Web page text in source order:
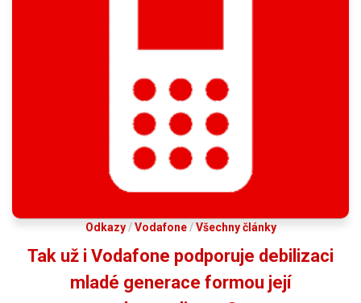
Odkazy/Vodafone/Všechny články
Tak už i Vodafone podporuje debilizaci
mladé generace formou její